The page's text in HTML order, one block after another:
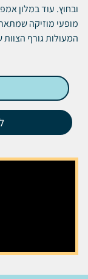
ובחוץ. עוד במלון
מופעי מוזיקה
המעולות גורף